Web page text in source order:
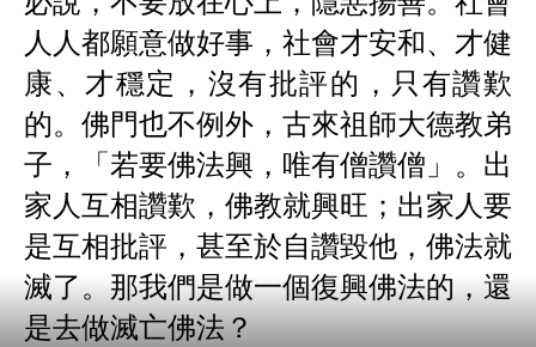
人人都願意做好事，社會才安和、才健
康、才穩定，沒有批評的，只有讚歎
的。佛門也不例外，古來祖師大德教弟
子，「若要佛法興，唯有僧讚僧」。出
家人互相讚歎，佛教就興旺；出家人要
是互相批評，甚至於自讚毀他，佛法就
滅了。那我們是做一個復興佛法的，還
是去做滅亡佛法？